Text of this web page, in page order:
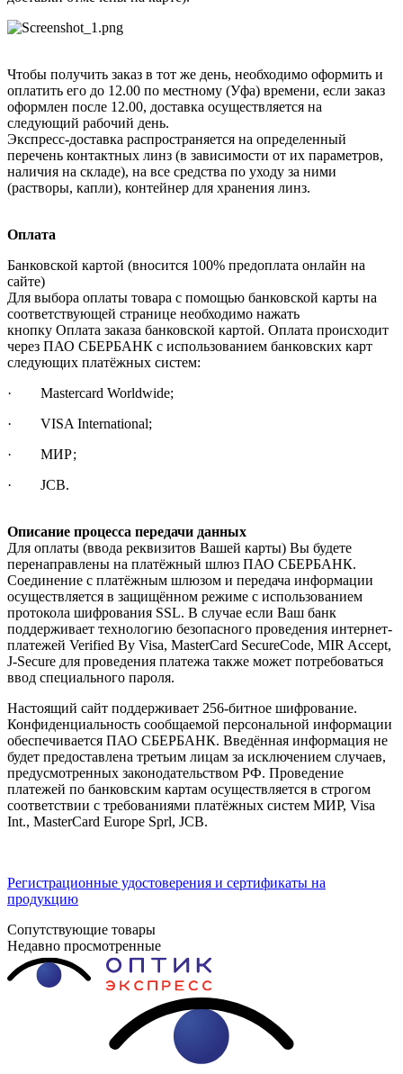
Чтобы получить заказ в тот же день, необходимо оформить и
оплатить его до 12.00 по местному (Уфа) времени, если заказ
оформлен после 12.00, доставка осуществляется на
следующий рабочий день.
Экспресс-доставка распространяется на определенный
перечень контактных линз (в зависимости от их параметров,
наличия на складе), на все средства по уходу за ними
(растворы, капли), контейнер для хранения линз.
Оплата
Банковской картой (вносится 100% предоплата онлайн на
сайте)
Для выбора оплаты товара с помощью банковской карты на
соответствующей странице необходимо нажать
кнопку Оплата заказа банковской картой. Оплата происходит
через ПАО СБЕРБАНК с использованием банковских карт
следующих платёжных систем:
· Mastercard Worldwide;
· VISA International;
· МИР;
· JCB.
Описание процесса передачи данных
Для оплаты (ввода реквизитов Вашей карты) Вы будете
перенаправлены на платёжный шлюз ПАО СБЕРБАНК.
Соединение с платёжным шлюзом и передача информации
осуществляется в защищённом режиме с использованием
протокола шифрования SSL. В случае если Ваш банк
поддерживает технологию безопасного проведения интернет-
платежей Verified By Visa, MasterCard SecureCode, MIR Accept,
J-Secure для проведения платежа также может потребоваться
ввод специального пароля.
Настоящий сайт поддерживает 256-битное шифрование.
Конфиденциальность сообщаемой персональной информации
обеспечивается ПАО СБЕРБАНК. Введённая информация не
будет предоставлена третьим лицам за исключением случаев,
предусмотренных законодательством РФ. Проведение
платежей по банковским картам осуществляется в строгом
соответствии с требованиями платёжных систем МИР, Visa
Int., MasterCard Europe Sprl, JCB.
Регистрационные удостоверения и сертификаты на
продукцию
Сопутствующие товары
Недавно просмотренные